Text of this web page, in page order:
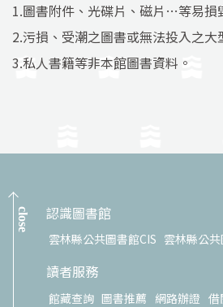
1.圖書附件、光碟片、磁片…等易損
2.污損、受潮之圖書或無法投入之大
3.私人書籍等非本館圖書資料。
close 認識圖書館
雲林縣公共圖書館CIS 雲林縣公
讀者服務
館藏查詢 圖書推薦 網路辦證 借